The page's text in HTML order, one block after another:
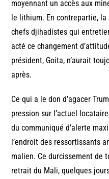
moyennant un accès aux
le lithium. En contrepartie,
chefs djihadistes qui
acté ce changement
président, Goita, n’aurait
après.
Ce qui a le don d’agacer
pression sur l’actuel
du communiqué d’alerte
l’endroit des ressortissants
malien. Ce durcissement de
retrait du Mali, quelques